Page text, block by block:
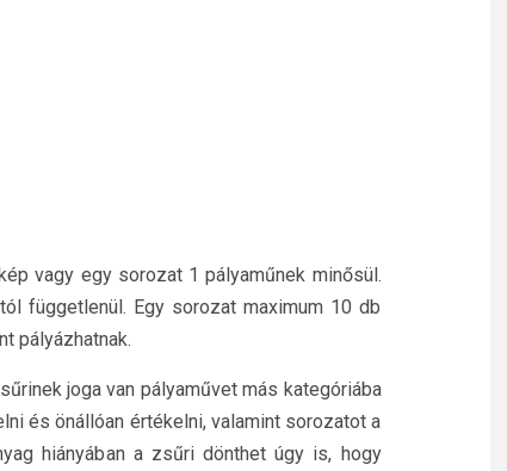
vagy egy sorozat 1 pályaműnek minősül.
függetlenül. Egy sorozat maximum 10 db
pályázhatnak.
joga van pályaművet más kategóriába
és önállóan értékelni, valamint sorozatot a
hiányában a zsűri dönthet úgy is, hogy